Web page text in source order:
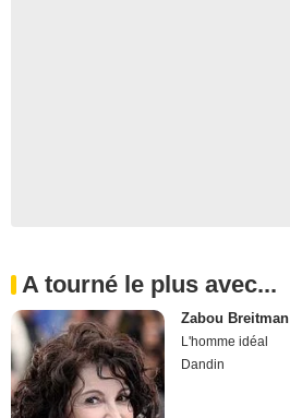
A tourné le plus avec...
Zabou Breitman
L'homme idéal
Dandin